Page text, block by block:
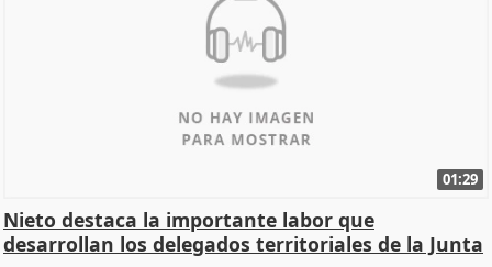
01:29
Nieto destaca la importante labor que
desarrollan los delegados territoriales de la Junta